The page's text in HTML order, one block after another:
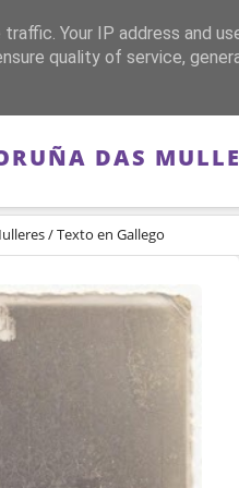
DE ESPAÑA MEMORIA
DAS
/ Texto en Gallego
Your IP address and
quality of service,